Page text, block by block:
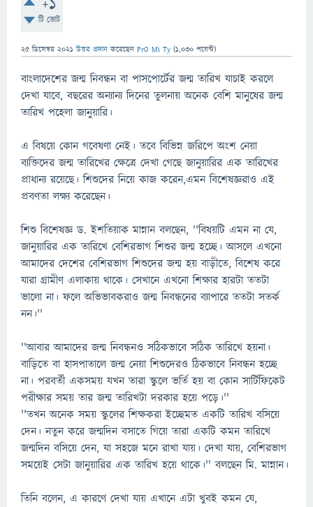
টি ভোট
25 ডিসেম্বর 2021 উত্তর প্রদান করেছেন PrO Mi Ty (1,030 পয়েন্ট)
বাংলাদেশের জন্ম নিবন্ধন বা পাসপোর্টের জন্ম তারিখ যাচাই করলে
দেখা যাবে, বছরের অন্যান্য দিনের তুলনায় অনেক বেশি মানুষের জন্ম
তারিখ পহেলা জানুয়ারি।
এ বিষয়ে কোন গবেষণা নেই। তবে বিভিন্ন জরিপে অংশ নেয়া
ব্যক্তিদের জন্ম তারিখের ক্ষেত্রে দেখা গেছে জানুয়ারির এক তারিখের
প্রাধান্য রয়েছে। শিশুদের নিয়ে কাজ করেন,এমন বিশেষজ্ঞরাও এই
প্রবণতা লক্ষ্য করেছেন।
শিশু বিশেষজ্ঞ ড. ইশতিয়াক মান্নান বলছেন, ''বিষয়টি এমন না যে,
জানুয়ারির এক তারিখে বেশিরভাগ শিশুর জন্ম হচ্ছে। আসলে এখনো
আমাদের দেশের বেশিরভাগ শিশুদের জন্ম হয় বাড়ীতে, বিশেষ করে
যারা গ্রামীণ এলাকায় থাকে। সেখানে এখনো শিক্ষার হারটা ততটা
ভালো না। ফলে অভিভাবকরাও জন্ম নিবন্ধনের ব্যাপারে ততটা সতর্ক
নন।''
''আবার আমাদের জন্ম নিবন্ধনও সঠিকভাবে সঠিক তারিখে হয়না।
বাড়িতে বা হাসপাতালে জন্ম নেয়া শিশুদেরও ঠিকভাবে নিবন্ধন হচ্ছে
না। পরবর্তী একসময় যখন তারা স্কুলে ভর্তি হয় বা কোন সার্টিফিকেট
পরীক্ষার সময় তার জন্ম তারিখটা দরকার হয়ে পড়ে।''
''তখন অনেক সময় স্কুলের শিক্ষকরা ইচ্ছেমত একটি তারিখ বসিয়ে
দেন। নতুন করে জন্মদিন বসাতে গিয়ে তারা একটি কমন তারিখে
জন্মদিন বসিয়ে দেন, যা সহজে মনে রাখা যায়। দেখা যায়, বেশিরভাগ
সময়েই সেটা জানুয়ারির এক তারিখ হয়ে থাকে।'' বলছেন মি. মান্নান।
তিনি বলেন, এ কারণে দেখা যায় এখানে এটা খুবই কমন যে,